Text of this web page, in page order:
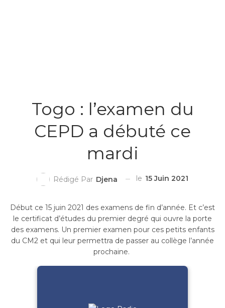
Togo : l’examen du
CEPD a débuté ce
mardi
Rédigé Par Djena le 15 Juin 2021
Début ce 15 juin 2021 des examens de fin d’année. Et c’est
le certificat d’études du premier degré qui ouvre la porte
des examens. Un premier examen pour ces petits enfants
du CM2 et qui leur permettra de passer au collège l’année
prochaine.